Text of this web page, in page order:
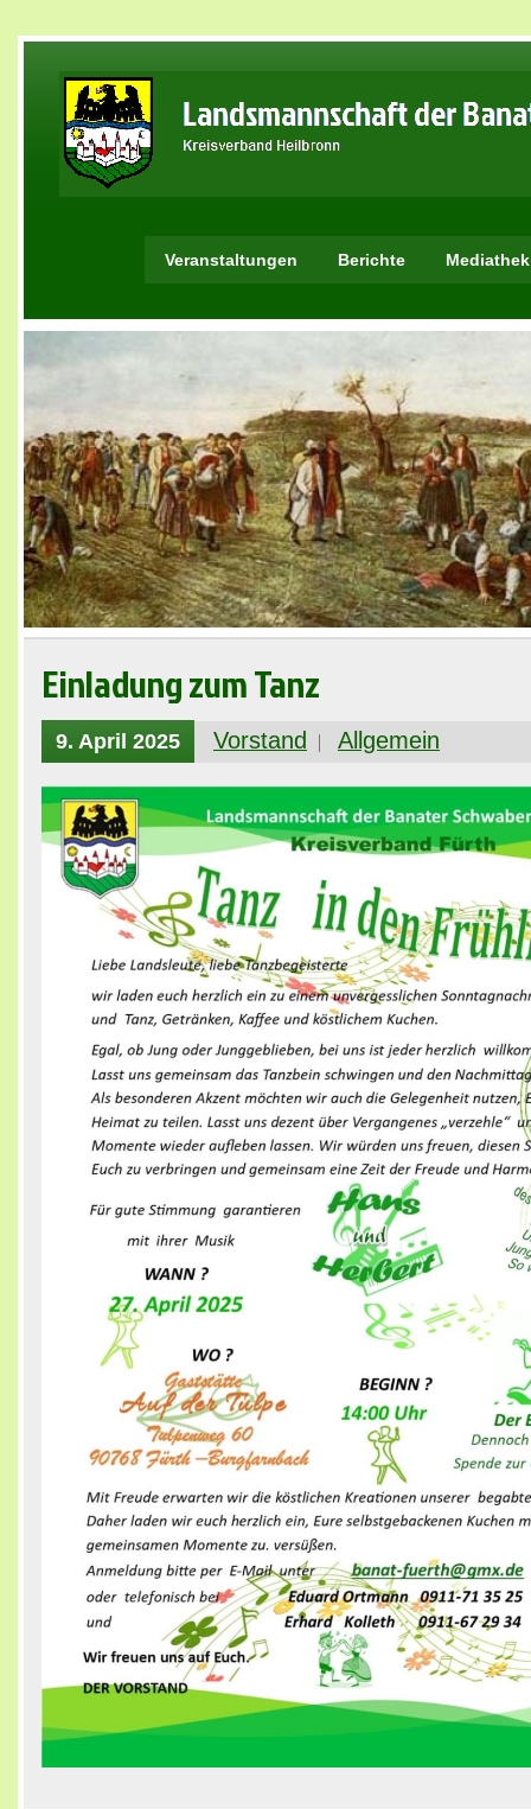
Veranstaltungen Berichte Mediathek
Einladung zum Tanz
9. April 2025 Vorstand Allgemein